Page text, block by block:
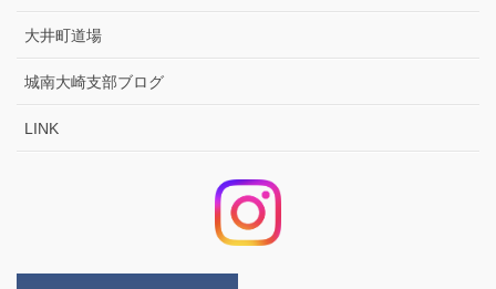
大井町道場
城南大崎支部ブログ
LINK